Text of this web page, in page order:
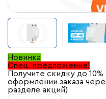
Новинка
Спец. предложение!
Получите скидку до
оформлении заказа
разделе акций)